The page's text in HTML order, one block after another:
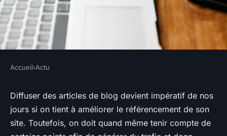
Savoir diffuser les articles de
blog : les impératifs
Accueil›Actu
Diffuser des articles de blog devient impératif de nos
jours si on tient à améliorer le référencement de son
site. Toutefois, on doit quand même tenir compte de